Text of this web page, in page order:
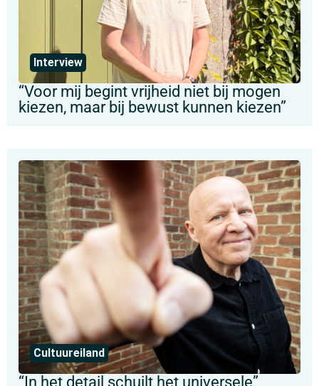
Interview
“Voor mij begint vrijheid niet bij mogen
kiezen, maar bij bewust kunnen kiezen”
Cultuureiland
“In het detail schuilt het universele”